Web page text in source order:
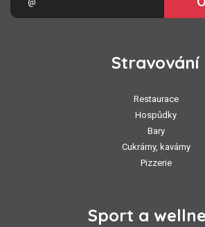
Stravování
Restaurace
Hospůdky
Bary
Cukrárny, kavárny
Pizzerie
Sport a